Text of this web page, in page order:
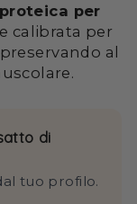
per
calibrata per
al
di
tuo profilo.